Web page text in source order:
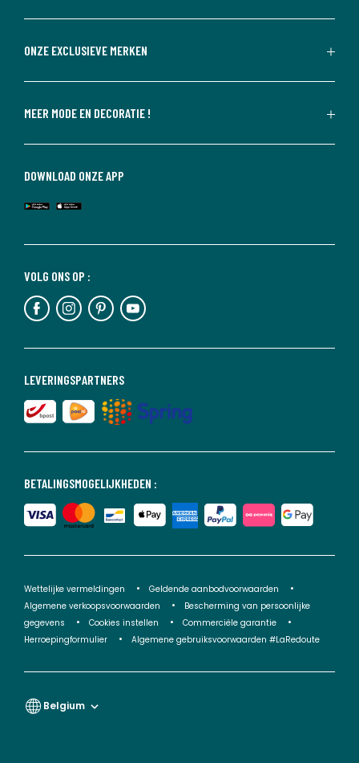
ONZE EXCLUSIEVE MERKEN
MEER MODE EN DECORATIE !
BETALINGSMOGELIJKHEDEN :
LEVERINGSPARTNERS
VOLG ONS OP :
DOWNLOAD ONZE APP
Wettelijke vermeldingen
Geldende aanbodvoorwaarden
Algemene verkoopsvoorwaarden
Bescherming van persoonlijke
gegevens
Cookies instellen
Commerciële garantie
Herroepingformulier
Algemene gebruiksvoorwaarden #LaRedoute
Belgium